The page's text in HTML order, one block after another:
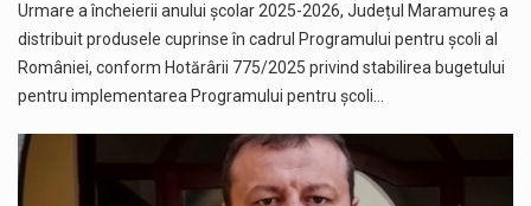
Urmare a încheierii anului școlar 2025-2026, Județul Maramureș a
distribuit produsele cuprinse în cadrul Programului pentru școli al
României, conform Hotărârii 775/2025 privind stabilirea bugetului
pentru implementarea Programului pentru școli…